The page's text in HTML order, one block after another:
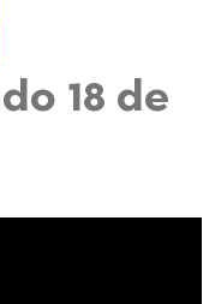
18 de